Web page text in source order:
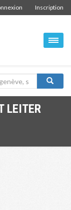
Inscription
LEITER